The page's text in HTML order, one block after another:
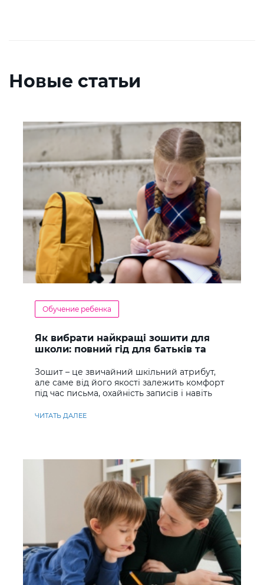
Новые статьи
Обучение ребенка
Як вибрати найкращі зошити для
школи: повний гід для батьків та
Зошит – це звичайний шкільний атрибут,
але саме від його якості залежить комфорт
під час письма, охайність записів і навіть
ЧИТАТЬ ДАЛЕЕ